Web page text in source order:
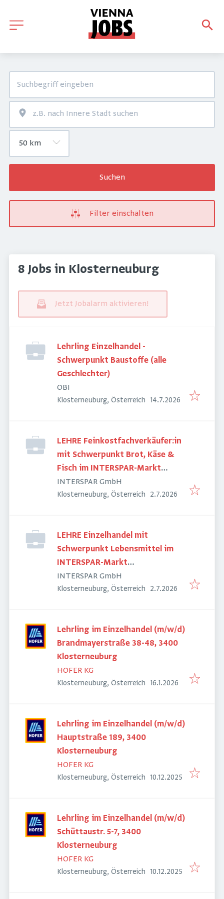
Suchen
Filter einschalten
8 Jobs in Klosterneuburg
Jetzt Jobalarm aktivieren!
Lehrling Einzelhandel -
Schwerpunkt Baustoffe (alle
Geschlechter)
OBI
Klosterneuburg, Österreich Veröffentlicht:
14.7.2026
LEHRE Feinkostfachverkäufer:in
mit Schwerpunkt Brot, Käse &
Fisch im INTERSPAR-Markt
Klosterneuburg
INTERSPAR GmbH
Klosterneuburg, Österreich Veröffentlicht:
2.7.2026
LEHRE Einzelhandel mit
Schwerpunkt Lebensmittel im
INTERSPAR-Markt
Klosterneuburg
INTERSPAR GmbH
Klosterneuburg, Österreich Veröffentlicht:
2.7.2026
Lehrling im Einzelhandel (m/w/d)
Brandmayerstraße 38-48, 3400
Klosterneuburg
HOFER KG
Klosterneuburg, Österreich Veröffentlicht:
16.1.2026
Lehrling im Einzelhandel (m/w/d)
Hauptstraße 189, 3400
Klosterneuburg
HOFER KG
Klosterneuburg, Österreich Veröffentlicht:
10.12.2025
Lehrling im Einzelhandel (m/w/d)
Schüttaustr. 5-7, 3400
Klosterneuburg
HOFER KG
Klosterneuburg, Österreich Veröffentlicht:
10.12.2025